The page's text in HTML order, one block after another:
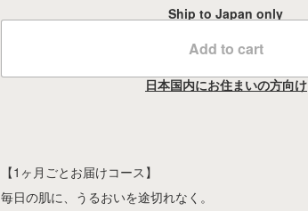
Ship to Japan only
Add to cart
日本国内にお住まいの方向け
【1ヶ月ごとお届けコース】
毎日の肌に、うるおいを途切れなく。